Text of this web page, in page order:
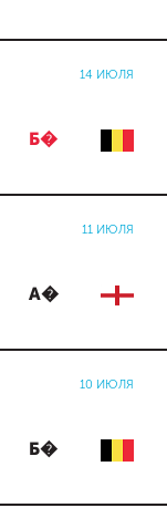
14 ИЮЛЯ
Б�
11 ИЮЛЯ
А�
10 ИЮЛЯ
Б�